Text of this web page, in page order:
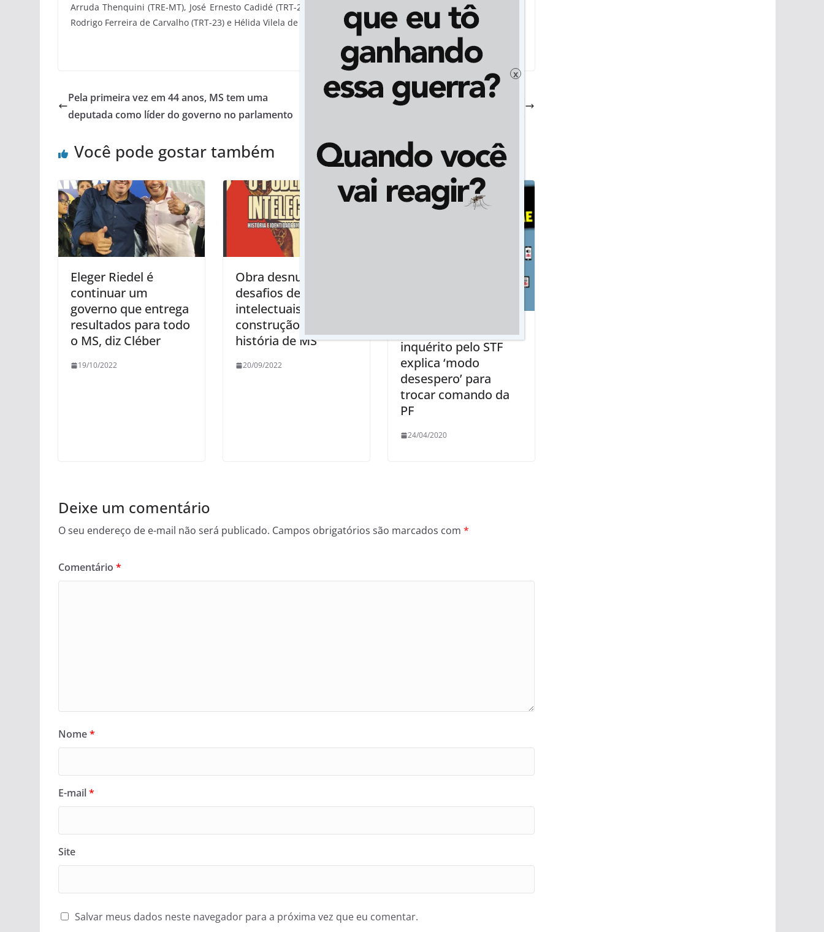
Arruda Thenquini (TRE-MT), José Ernesto Cadidé (TRT-23), Eloisa Helena de Oliveira V. de Campos (TRT-23),
Rodrigo Ferreira de Carvalho (TRT-23) e Hélida Vilela de Oliveira (TRE-MT). (Da assessoria com redação)
Pela primeira vez em 44 anos, MS tem uma
deputada como líder do governo no parlamento
‘Casal Grávido’: Programa de prevenção da
Você pode gostar também
Eleger Riedel é
continuar um
governo que entrega
resultados para todo
o MS, diz Cléber
19/10/2022
Obra desnuda
desafios de
intelectuais na
construção da
história de MS
20/09/2022
Autorização de
inquérito pelo STF
explica ‘modo
desespero’ para
trocar comando da
PF
24/04/2020
Deixe um comentário
O seu endereço de e-mail não será publicado. Campos obrigatórios são marcados com *
Comentário *
Nome*
E-mail*
Site
Salvar meus dados neste navegador para a próxima vez que eu comentar.
x